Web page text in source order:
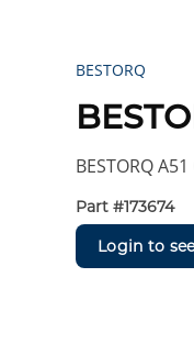
BESTORQ
BESTORQ
Part #173674
Login to